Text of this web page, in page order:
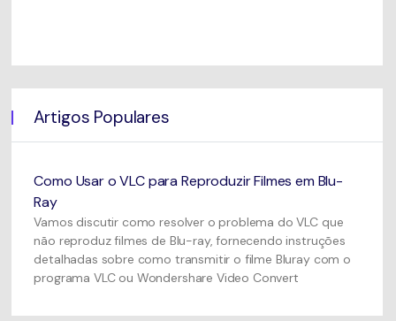
Artigos Populares
Como Usar o VLC para Reproduzir Filmes em Blu-
Ray
Vamos discutir como resolver o problema do VLC que
não reproduz filmes de Blu-ray, fornecendo instruções
detalhadas sobre como transmitir o filme Bluray com o
programa VLC ou Wondershare Video Convert